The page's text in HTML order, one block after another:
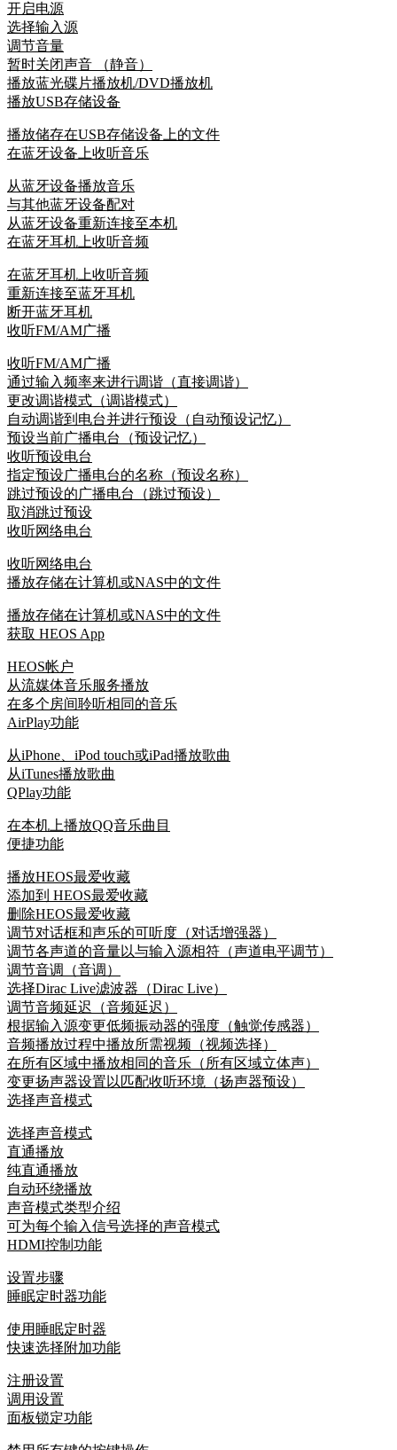
开启电源
选择输入源
调节音量
暂时关闭声音 （静音）
播放蓝光碟片播放机/DVD播放机
播放USB存储设备
播放储存在USB存储设备上的文件
在蓝牙设备上收听音乐
从蓝牙设备播放音乐
与其他蓝牙设备配对
从蓝牙设备重新连接至本机
在蓝牙耳机上收听音频
在蓝牙耳机上收听音频
重新连接至蓝牙耳机
断开蓝牙耳机
收听FM/AM广播
收听FM/AM广播
通过输入频率来进行调谐（直接调谐）
更改调谐模式（调谐模式）
自动调谐到电台并进行预设（自动预设记忆）
预设当前广播电台（预设记忆）
收听预设电台
指定预设广播电台的名称（预设名称）
跳过预设的广播电台（跳过预设）
取消跳过预设
收听网络电台
收听网络电台
播放存储在计算机或NAS中的文件
播放存储在计算机或NAS中的文件
获取 HEOS App
HEOS帐户
从流媒体音乐服务播放
在多个房间聆听相同的音乐
AirPlay功能
从iPhone、iPod touch或iPad播放歌曲
从iTunes播放歌曲
QPlay功能
在本机上播放QQ音乐曲目
便捷功能
播放HEOS最爱收藏
添加到 HEOS最爱收藏
删除HEOS最爱收藏
调节对话框和声乐的可听度（对话增强器）
调节各声道的音量以与输入源相符（声道电平调节）
调节音调（音调）
选择Dirac Live滤波器（Dirac Live）
调节音频延迟（音频延迟）
根据输入源变更低频振动器的强度（触觉传感器）
音频播放过程中播放所需视频（视频选择）
在所有区域中播放相同的音乐（所有区域立体声）
变更扬声器设置以匹配收听环境（扬声器预设）
选择声音模式
选择声音模式
直通播放
纯直通播放
自动环绕播放
声音模式类型介绍
可为每个输入信号选择的声音模式
HDMI控制功能
设置步骤
睡眠定时器功能
使用睡眠定时器
快速选择附加功能
注册设置
调用设置
面板锁定功能